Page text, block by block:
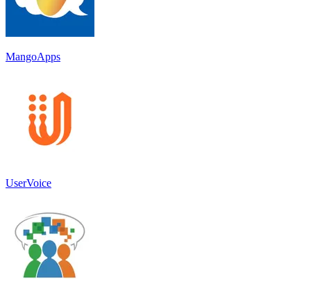
MangoApps
UserVoice